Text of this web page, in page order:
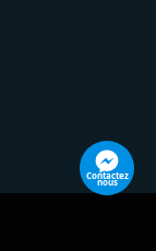
Contactez
nous